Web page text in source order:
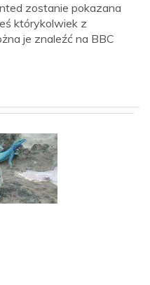
zostanie pokazana
którykolwiek z
je znaleźć na BBC